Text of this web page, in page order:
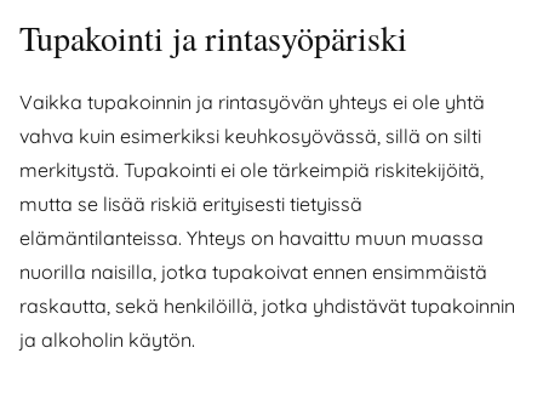
Tupakointi ja rintasyöpäriski
Vaikka tupakoinnin ja rintasyövän yhteys ei ole yhtä
vahva kuin esimerkiksi keuhkosyövässä, sillä on silti
merkitystä. Tupakointi ei ole tärkeimpiä riskitekijöitä,
mutta se lisää riskiä erityisesti tietyissä
elämäntilanteissa. Yhteys on havaittu muun muassa
nuorilla naisilla, jotka tupakoivat ennen ensimmäistä
raskautta, sekä henkilöillä, jotka yhdistävät tupakoinnin
ja alkoholin käytön.